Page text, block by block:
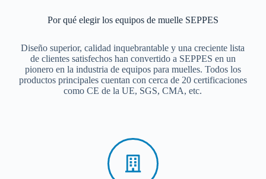
Por qué elegir los equipos de muelle SEPPES
Diseño superior, calidad inquebrantable y una creciente lista
de clientes satisfechos han convertido a SEPPES en un
pionero en la industria de equipos para muelles. Todos los
productos principales cuentan con cerca de 20 certificaciones
como CE de la UE, SGS, CMA, etc.